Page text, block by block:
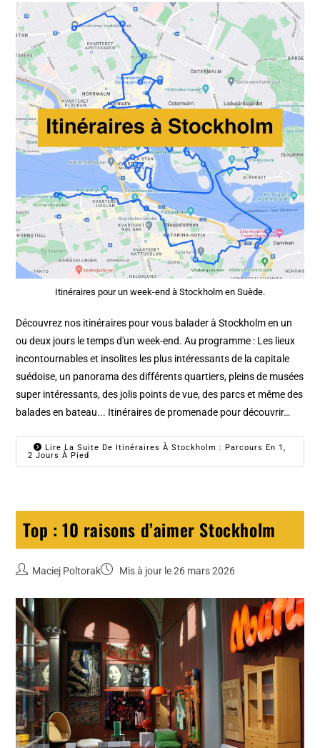
Itinéraires pour un week-end à Stockholm en Suède.
Découvrez nos itinéraires pour vous balader à Stockholm en un
ou deux jours le temps d'un week-end. Au programme : Les lieux
incontournables et insolites les plus intéressants de la capitale
suédoise, un panorama des différents quartiers, pleins de musées
super intéressants, des jolis points de vue, des parcs et même des
balades en bateau... Itinéraires de promenade pour découvrir…
Lire La Suite De Itinéraires À Stockholm : Parcours En 1,
2 Jours À Pied
Top : 10 raisons d’aimer Stockholm
Maciej Poltorak Mis à jour le 26 mars 2026